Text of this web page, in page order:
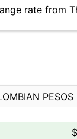
rate from
PESOS